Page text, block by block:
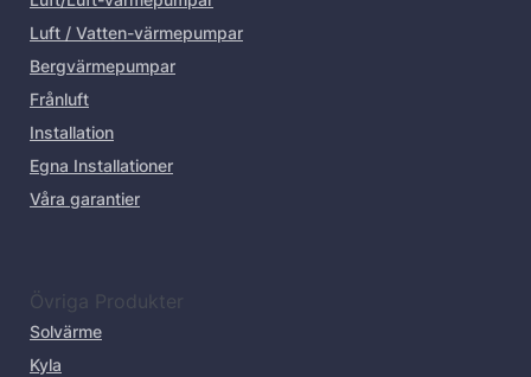
Luft / Vatten-värmepumpar
Bergvärmepumpar
Frånluft
Installation
Egna Installationer
Våra garantier
Övriga Produkter
Solvärme
Kyla